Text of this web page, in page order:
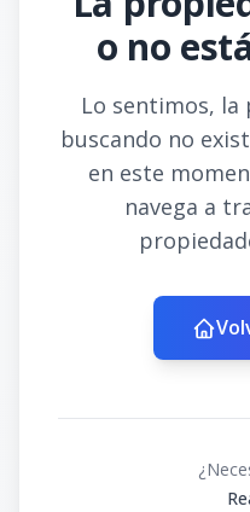
o no
Lo sentimos, la
buscando no
en este
navega a